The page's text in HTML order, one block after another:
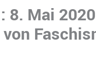
8. Mai